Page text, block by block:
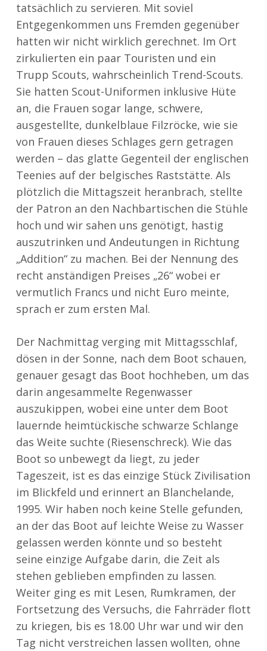
tatsächlich zu servieren. Mit soviel
Entgegenkommen uns Fremden gegenüber
hatten wir nicht wirklich gerechnet. Im Ort
zirkulierten ein paar Touristen und ein
Trupp Scouts, wahrscheinlich Trend-Scouts.
Sie hatten Scout-Uniformen inklusive Hüte
an, die Frauen sogar lange, schwere,
ausgestellte, dunkelblaue Filzröcke, wie sie
von Frauen dieses Schlages gern getragen
werden – das glatte Gegenteil der englischen
Teenies auf der belgisches Raststätte. Als
plötzlich die Mittagszeit heranbrach, stellte
der Patron an den Nachbartischen die Stühle
hoch und wir sahen uns genötigt, hastig
auszutrinken und Andeutungen in Richtung
„Addition“ zu machen. Bei der Nennung des
recht anständigen Preises „26“ wobei er
vermutlich Francs und nicht Euro meinte,
sprach er zum ersten Mal.
Der Nachmittag verging mit Mittagsschlaf,
dösen in der Sonne, nach dem Boot schauen,
genauer gesagt das Boot hochheben, um das
darin angesammelte Regenwasser
auszukippen, wobei eine unter dem Boot
lauernde heimtückische schwarze Schlange
das Weite suchte (Riesenschreck). Wie das
Boot so unbewegt da liegt, zu jeder
Tageszeit, ist es das einzige Stück Zivilisation
im Blickfeld und erinnert an Blanchelande,
1995. Wir haben noch keine Stelle gefunden,
an der das Boot auf leichte Weise zu Wasser
gelassen werden könnte und so besteht
seine einzige Aufgabe darin, die Zeit als
stehen geblieben empfinden zu lassen.
Weiter ging es mit Lesen, Rumkramen, der
Fortsetzung des Versuchs, die Fahrräder flott
zu kriegen, bis es 18.00 Uhr war und wir den
Tag nicht verstreichen lassen wollten, ohne